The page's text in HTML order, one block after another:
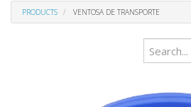
PRODUCTS VENTOSA DE TRANSPORTE